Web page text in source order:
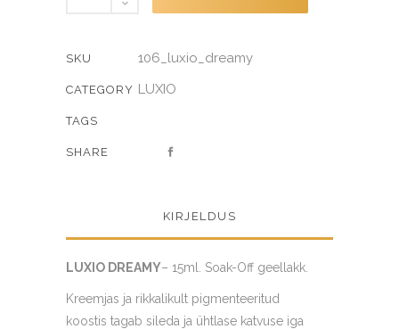
SKU 106_luxio_dreamy
CATEGORY LUXIO
TAGS
SHARE
KIRJELDUS
LUXIO DREAMY– 15ml. Soak-Off geellakk.
Kreemjas ja rikkalikult pigmenteeritud
koostis tagab sileda ja ühtlase katvuse iga